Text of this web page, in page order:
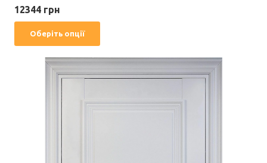
12344 грн
Оберіть опції
товар
кілька